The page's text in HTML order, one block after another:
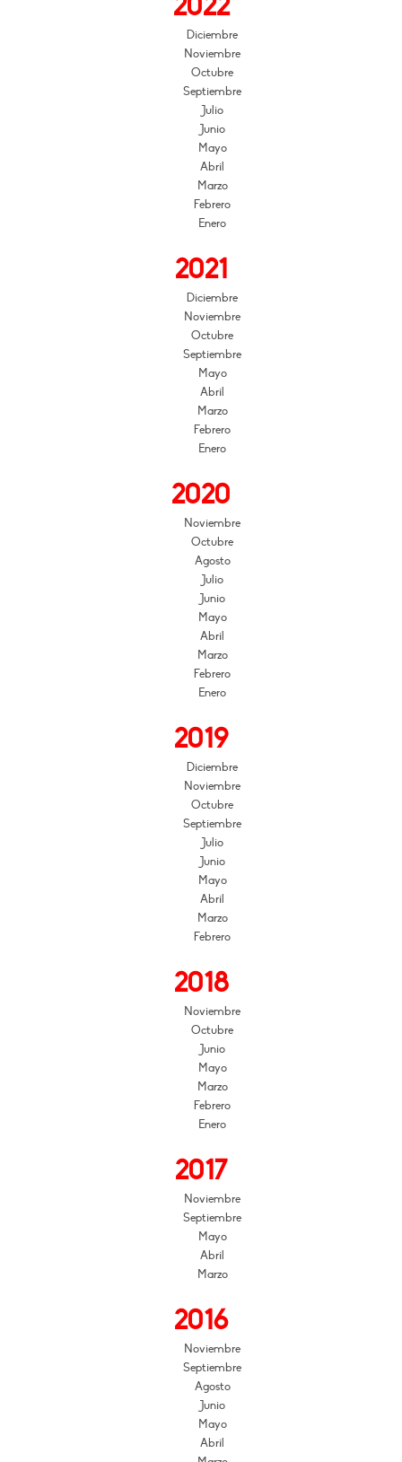
Diciembre
Noviembre
Octubre
Septiembre
Julio
Junio
Mayo
Abril
Marzo
Febrero
Enero
2021
Diciembre
Noviembre
Octubre
Septiembre
Mayo
Abril
Marzo
Febrero
Enero
2020
Noviembre
Octubre
Agosto
Julio
Junio
Mayo
Abril
Marzo
Febrero
Enero
2019
Diciembre
Noviembre
Octubre
Septiembre
Julio
Junio
Mayo
Abril
Marzo
Febrero
2018
Noviembre
Octubre
Junio
Mayo
Marzo
Febrero
Enero
2017
Noviembre
Septiembre
Mayo
Abril
Marzo
2016
Noviembre
Septiembre
Agosto
Junio
Mayo
Abril